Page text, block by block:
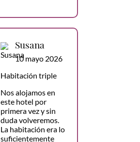
Susana
10 mayo 2026
Habitación triple
Nos alojamos en
este hotel por
primera vez y sin
duda volveremos.
La habitación era lo
suficientemente